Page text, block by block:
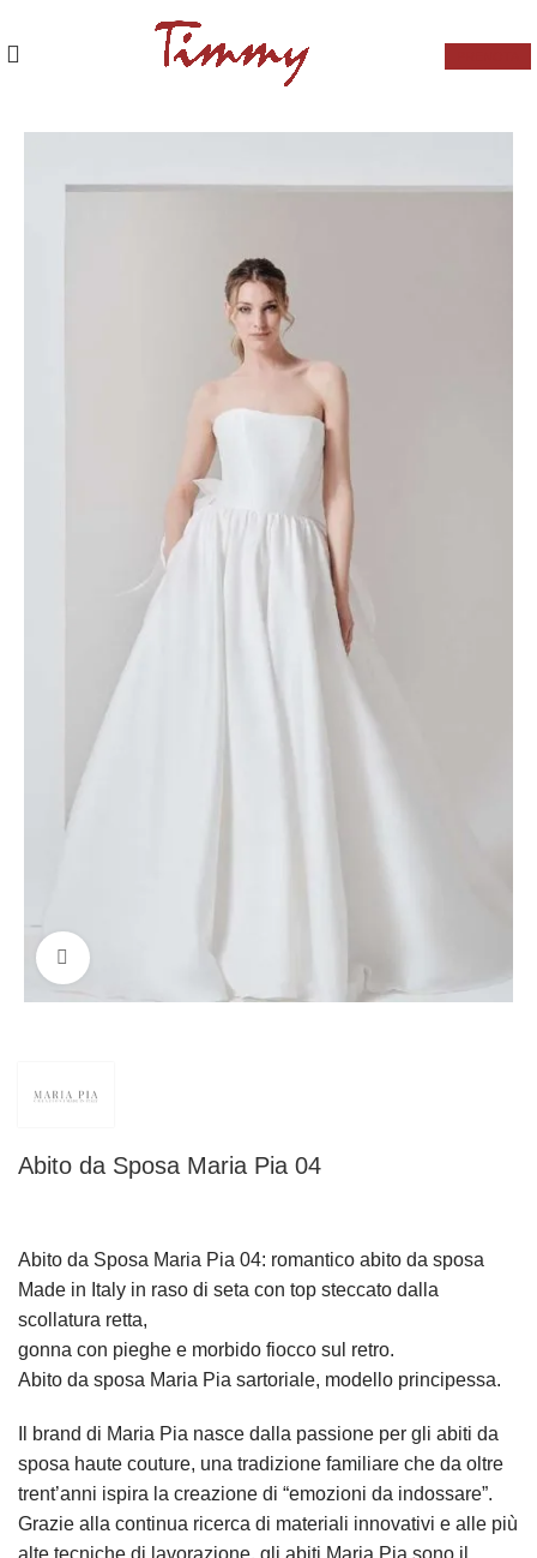
Click to enlarge
Abito da Sposa Maria Pia 04
Abito da Sposa Maria Pia 04: romantico abito da sposa
Made in Italy in raso di seta con top steccato dalla
scollatura retta,
gonna con pieghe e morbido fiocco sul retro.
Abito da sposa Maria Pia sartoriale, modello principessa.
Il brand di Maria Pia nasce dalla passione per gli abiti da
sposa haute couture, una tradizione familiare che da oltre
trent’anni ispira la creazione di “emozioni da indossare”.
Grazie alla continua ricerca di materiali innovativi e alle più
alte tecniche di lavorazione, gli abiti Maria Pia sono il